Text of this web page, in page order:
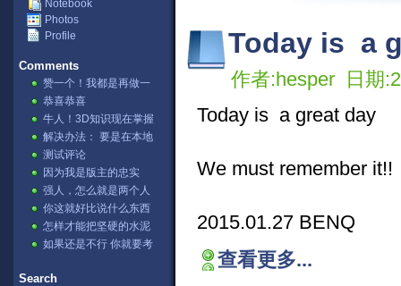
Today is a
作者:hesper 日期
Today is a great day
We must remember it!!
2015.01.27 BENQ
查看更多...
Notebook
Photos
Profile
Comments
赞一个！我都是再做一
张表，然后用公式。⊙﹏
⊙b汗
恭喜恭喜
牛人！3D知识现在掌握
的不错哦
解决办法： 要是在本地
IIS测试的话→ ...
测试评论
因为我是版主的忠实
fans啊 哈哈哈[lol]
强人，怎么就是两个人
讨论？
你这就好比说什么东西
可以把石头溶解掉，不
是不可能，...
怎样才能把坚硬的水泥
溶解掉呢。
如果还是不行 你就要考
正确阿？...
Search